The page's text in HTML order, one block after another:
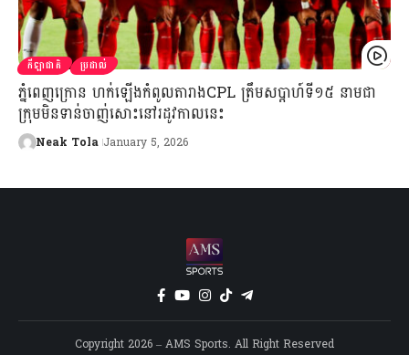
កីឡាជាតិ ប្រដាល់
ភ្នំពេញក្រោន ហក់ឡើងកំពូលតារាងCPL ត្រឹមសប្តាហ៍ទី១៥ នាមជា
ក្រុមមិនទាន់ចាញ់សោះនៅរដូវកាលនេះ
Neak Tola January 5, 2026
Copyright 2026 – AMS Sports. All Right Reserved